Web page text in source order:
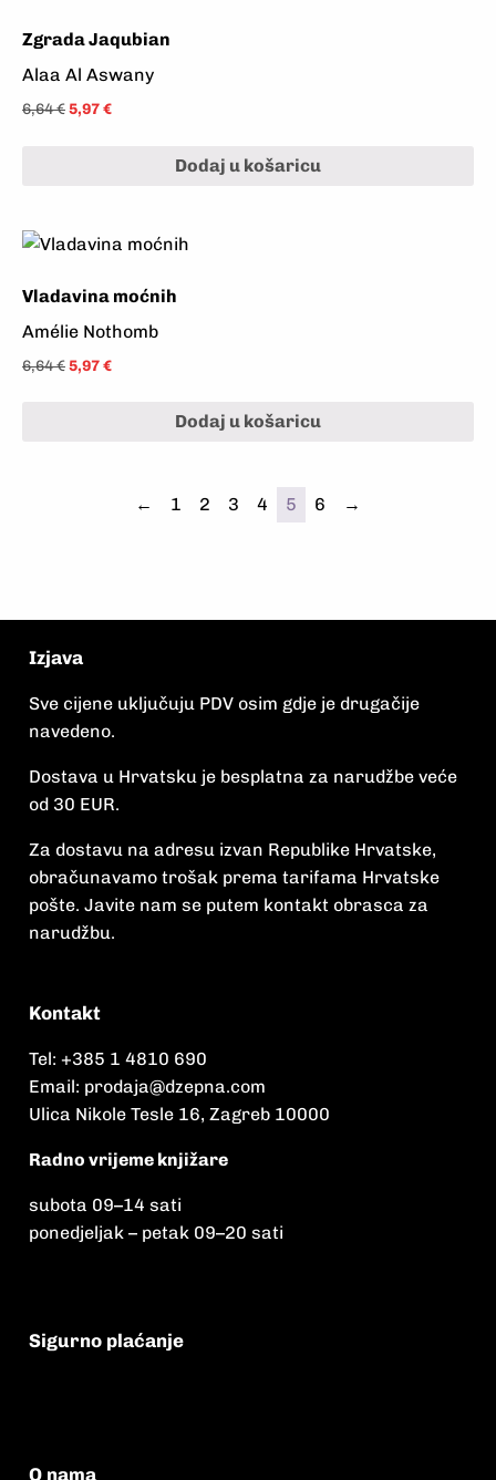
Zgrada Jaqubian
Alaa Al Aswany
6,64€5,97€
Dodaj u košaricu
Vladavina moćnih
Amélie Nothomb
6,64€5,97€
Dodaj u košaricu
← 1 2 3 4 5 6 →
Izjava
Sve cijene uključuju PDV osim gdje je drugačije
navedeno.
Dostava u Hrvatsku je besplatna za narudžbe veće
od 30 EUR.
Za dostavu na adresu izvan Republike Hrvatske,
obračunavamo trošak prema tarifama Hrvatske
pošte. Javite nam se putem kontakt obrasca za
narudžbu.
Kontakt
Tel: +385 1 4810 690
Email: prodaja@dzepna.com
Ulica Nikole Tesle 16, Zagreb 10000
Radno vrijeme knjižare
subota 09–14 sati
ponedjeljak – petak 09–20 sati
Sigurno plaćanje
O nama